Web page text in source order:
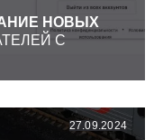
НОВЫХ
С
27.09.2024